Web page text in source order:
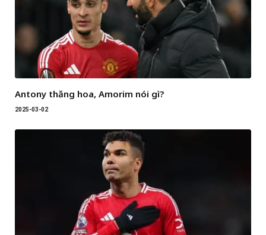
Antony thăng hoa, Amorim nói gì?
2025-03-02